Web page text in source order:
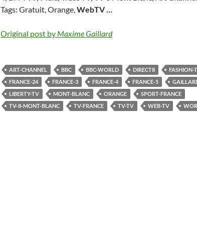
Tags: Gratuit, Orange,WebTV…
Original post by Maxime Gaillard
ART-CHANNEL BBC BBC-WORLD DIRECT8
FASHION-
FRANCE-24
FRANCE-3 FRANCE-4 FRANCE-5
LIBERTY-TV
MONT-BLANC ORANGE
SPORT-FRANCE
TV-8-MONT-BLANC
TV-FRANCE TV-TV WEB-TV